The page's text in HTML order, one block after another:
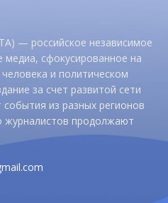
— российское независимое
сфокусированное на
и политическом
за счет развитой сети
из разных регионов
журналистов продолжают